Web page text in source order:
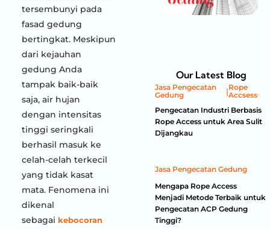
tersembunyi pada
fasad gedung
bertingkat. Meskipun
dari kejauhan
gedung Anda
tampak baik-baik
saja, air hujan
dengan intensitas
tinggi seringkali
berhasil masuk ke
celah-celah terkecil
yang tidak kasat
mata. Fenomena ini
dikenal
sebagai kebocoran
Our Latest Blog
Jasa Pengecatan
Gedung
|Rope
Accsess
Pengecatan Industri Berbasis
Rope Access untuk Area Sulit
Dijangkau
Jasa Pengecatan Gedung
Mengapa Rope Access
Menjadi Metode Terbaik untuk
Pengecatan ACP Gedung
Tinggi?